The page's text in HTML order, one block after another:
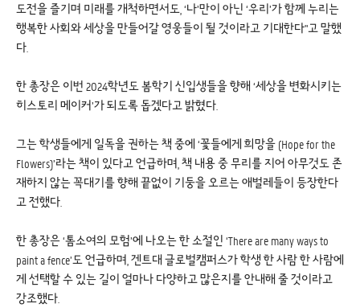
도전을 즐기며 미래를 개척하면서도, ‘나’만이 아닌 ‘우리’가 함께 누리는
행복한 사회와 세상을 만들어갈 영웅들이 될 것이라고 기대한다"고 말했
다.
한 총장은 이번 2024학년도 봄학기 신입생들을 향해 ‘세상을 변화시키는
히스토리 메이커’가 되도록 돕겠다고 밝혔다.
그는 학생들에게 일독을 권하는 책 중에 ‘꽃들에게 희망을 (Hope for the
Flowers)’라는 책이 있다고 언급하며, 책 내용 중 무리를 지어 아무것도 존
재하지 않는 꼭대기를 향해 끝없이 기둥을 오르는 애벌레들이 등장한다
고 전했다.
한 총장은 ‘톰소여의 모험’에 나오는 한 소절인 ‘There are many ways to
paint a fence’도 언급하며, 겐트대 글로벌캠퍼스가 학생 한 사람 한 사람에
게 선택할 수 있는 길이 얼마나 다양하고 많은지를 안내해 줄 것이라고
강조했다.